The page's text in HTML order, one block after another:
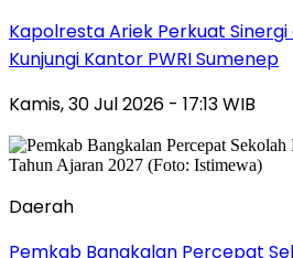
Kapolresta Ariek Perkuat Sinergi
Kunjungi Kantor PWRI Sumenep
Kamis, 30 Jul 2026 - 17:13 WIB
Daerah
Pemkab Bangkalan Percepat